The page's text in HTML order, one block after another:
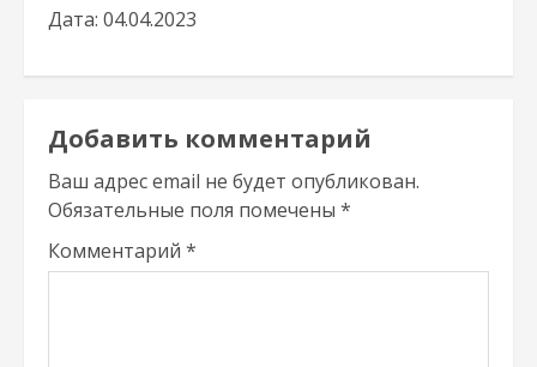
Дата: 04.04.2023
Добавить комментарий
Ваш адрес email не будет опубликован.
Обязательные поля помечены *
Комментарий *